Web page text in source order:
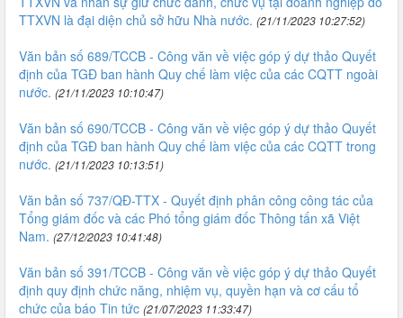
TTXVN là đại diện chủ sở hữu Nhà nước. (21/11/2023 10:27:52)
Văn bản số 689/TCCB - Công văn về việc góp ý dự thảo Quyết
định của TGĐ ban hành Quy chế làm việc của các CQTT ngoài
nước. (21/11/2023 10:10:47)
Văn bản số 690/TCCB - Công văn về việc góp ý dự thảo Quyết
định của TGĐ ban hành Quy chế làm việc của các CQTT trong
nước. (21/11/2023 10:13:51)
Văn bản số 737/QĐ-TTX - Quyết định phân công công tác của
Tổng giám đốc và các Phó tổng giám đốc Thông tấn xã Việt
Nam. (27/12/2023 10:41:48)
Văn bản số 391/TCCB - Công văn về việc góp ý dự thảo Quyết
định quy định chức năng, nhiệm vụ, quyền hạn và cơ cấu tổ
chức của báo Tin tức (21/07/2023 11:33:47)